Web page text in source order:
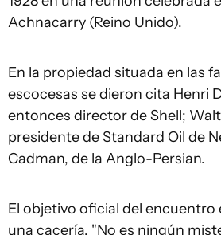
Achnacarry (Reino Unido).
En la propiedad situada en las
escocesas se dieron cita Henri
entonces director de Shell;
presidente de Standard Oil de
Cadman, de la Anglo-Persian.
El objetivo oficial del encuentro
una cacería. "No es ningún